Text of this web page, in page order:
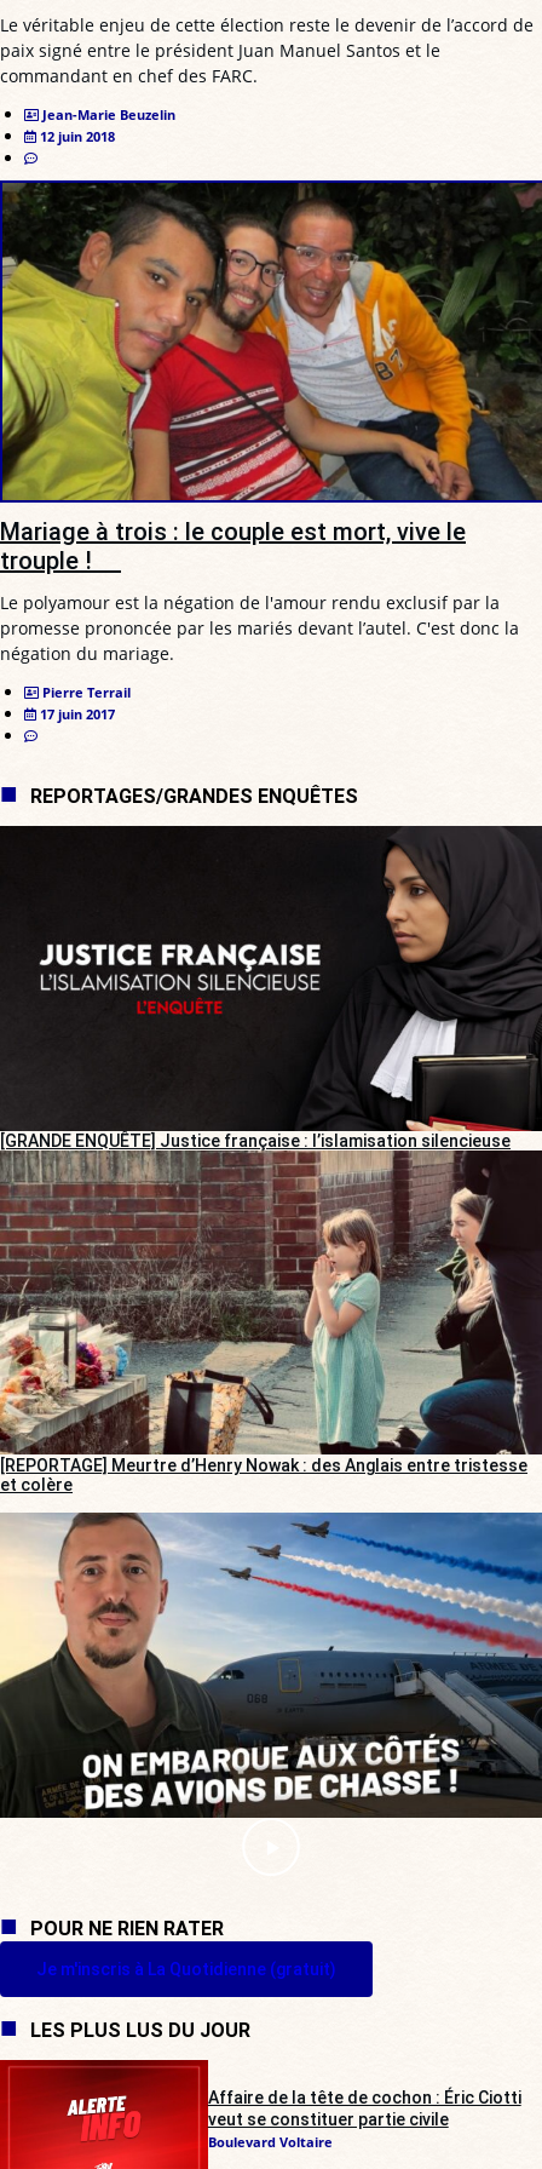
Le véritable enjeu de cette élection reste le devenir de l’accord de
paix signé entre le président Juan Manuel Santos et le
commandant en chef des FARC.
Jean-Marie Beuzelin
12 juin 2018
Mariage à trois : le couple est mort, vive le
trouple !
Le polyamour est la négation de l'amour rendu exclusif par la
promesse prononcée par les mariés devant l’autel. C'est donc la
négation du mariage.
Pierre Terrail
17 juin 2017
REPORTAGES/GRANDES ENQUÊTES
[GRANDE ENQUÊTE] Justice française : l’islamisation silencieuse
[REPORTAGE] Meurtre d’Henry Nowak : des Anglais entre tristesse
et colère
POUR NE RIEN RATER
Je m'inscris à La Quotidienne (gratuit)
LES PLUS LUS DU JOUR
Affaire de la tête de cochon : Éric Ciotti
veut se constituer partie civile
Boulevard Voltaire